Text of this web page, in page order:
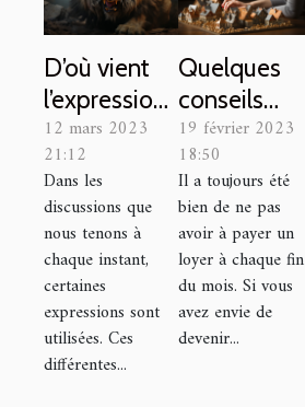
D’où vient
l’expression
''se jeter
dans la
gueule du
loup'' ?
12 mars 2023
21:12
Dans les
discussions que
nous tenons à
chaque instant,
certaines
expressions sont
utilisées. Ces
différentes...
Quelques
conseils
pour devenir
propriétaire
de sa
maison
19 février 2023
18:50
Il a toujours été
bien de ne pas
avoir à payer un
loyer à chaque fin
du mois. Si vous
avez envie de
devenir...